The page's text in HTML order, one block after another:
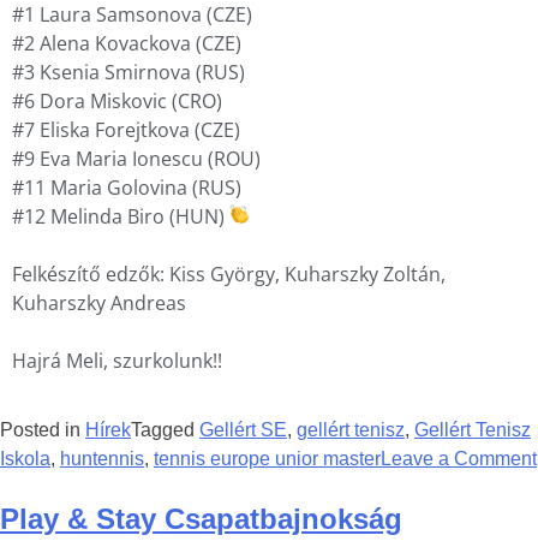
#1 Laura Samsonova (CZE)
#2 Alena Kovackova (CZE)
#3 Ksenia Smirnova (RUS)
#6 Dora Miskovic (CRO)
#7 Eliska Forejtkova (CZE)
#9 Eva Maria Ionescu (ROU)
#11 Maria Golovina (RUS)
#12 Melinda Biro (HUN)
Felkészítő edzők: Kiss György, Kuharszky Zoltán,
Kuharszky Andreas
Hajrá Meli, szurkolunk!!
Posted in HírekTagged Gellért SE, gellért tenisz, Gellért Tenisz
Iskola, huntennis, tennis europe unior masterLeave a Comment
Play & Stay Csapatbajnokság